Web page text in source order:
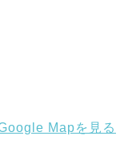
Mapを見る